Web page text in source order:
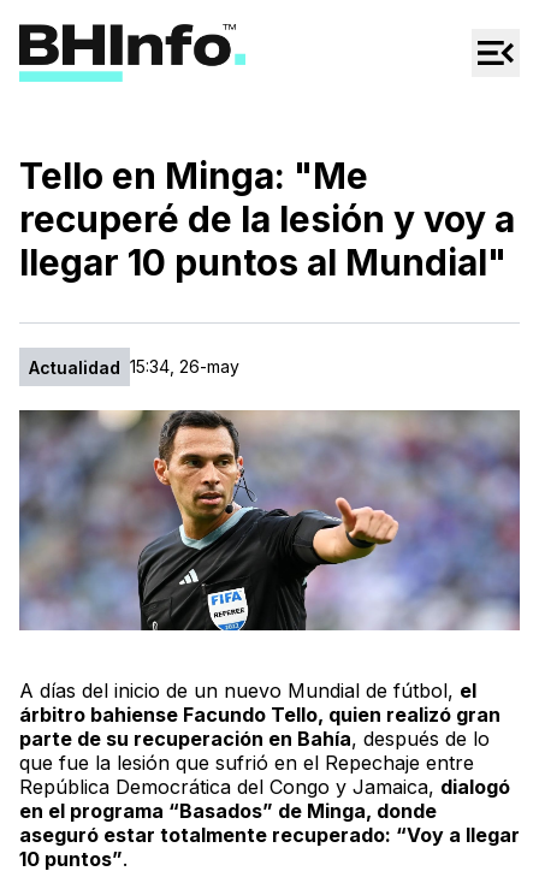
Regionales
Espectáculos
Tecno
Tello en Minga: "Me
recuperé de la lesión y voy a
llegar 10 puntos al Mundial"
Actualidad 15:34, 26-may
A días del inicio de un nuevo Mundial de fútbol, el
árbitro bahiense Facundo Tello, quien realizó gran
parte de su recuperación en Bahía, después de lo
que fue la lesión que sufrió en el Repechaje entre
República Democrática del Congo y Jamaica, dialogó
en el programa “Basados” de Minga, donde
aseguró estar totalmente recuperado: “Voy a llegar
10 puntos”.